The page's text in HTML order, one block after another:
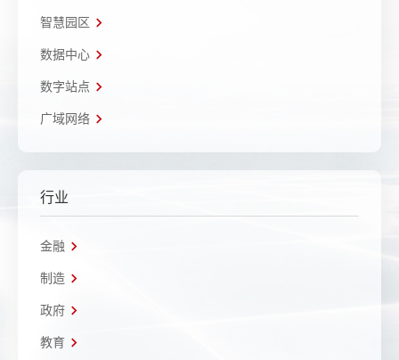
智慧园区
数据中心
数字站点
广域网络
行业
金融
制造
政府
教育